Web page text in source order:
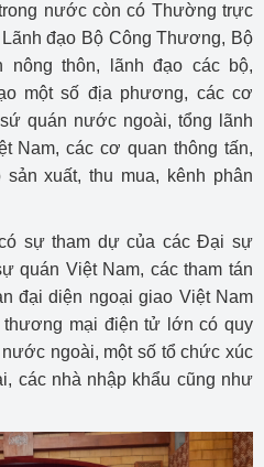
nước còn có Thường trực
đạo Bộ Công Thương, Bộ
nông thôn, lãnh đạo các bộ,
một số địa phương, các cơ
quán nước ngoài, tổng lãnh
Nam, các cơ quan thông tấn,
xuất, thu mua, kênh phân
sự tham dự của các Đại sự
quán Việt Nam, các tham tán
đại diện ngoại giao Việt Nam
mại điện tử lớn có quy
ngoài, một số tổ chức xúc
các nhà nhập khẩu cũng như